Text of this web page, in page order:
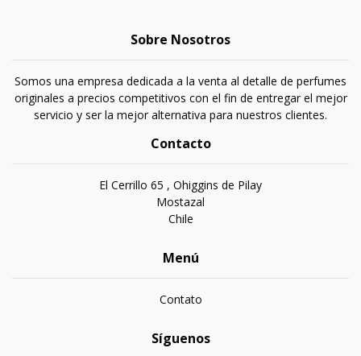
Sobre Nosotros
Somos una empresa dedicada a la venta al detalle de perfumes
originales a precios competitivos con el fin de entregar el mejor
servicio y ser la mejor alternativa para nuestros clientes.
Contacto
El Cerrillo 65 , Ohiggins de Pilay
Mostazal
Chile
Menú
Contato
Síguenos